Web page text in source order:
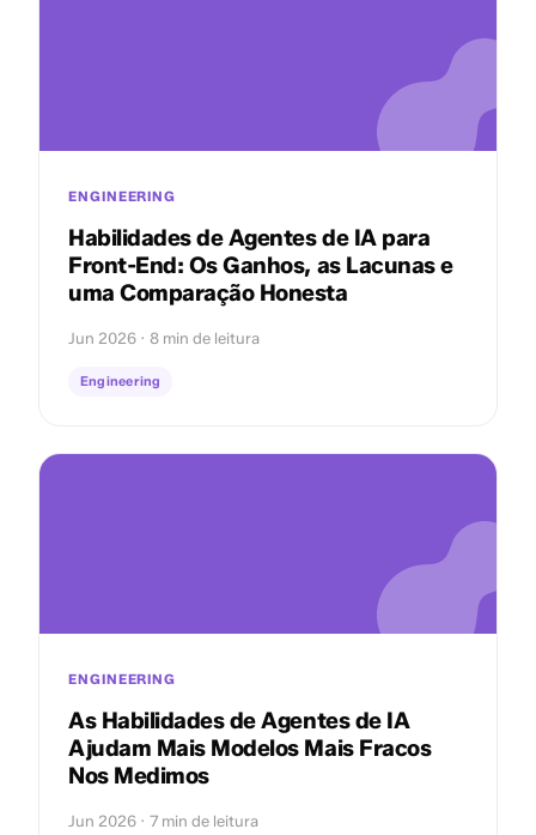
ENGINEERING
Habilidades de Agentes de IA para
Front-End: Os Ganhos, as Lacunas e
uma Comparação Honesta
Jun 2026 · 8 min de leitura
Engineering
ENGINEERING
As Habilidades de Agentes de IA
Ajudam Mais Modelos Mais Fracos
Nos Medimos
Jun 2026 · 7 min de leitura